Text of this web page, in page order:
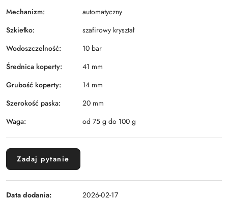
Mechanizm:
automatyczny
Szkiełko:
szafirowy kryształ
Wodoszczelność:
10 bar
Średnica koperty:
41 mm
Grubość koperty:
14 mm
Szerokość paska:
20 mm
Waga:
od 75 g do 100 g
Zadaj pytanie
Data dodania: 2026-02-17